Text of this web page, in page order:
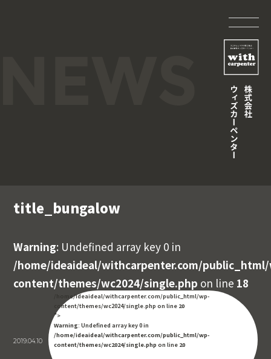
title_bungalow
Warning: Undefined array key 0 in
/home/ideaideal/withcarpenter.com/
content/themes/wc2024/single.php on line 18
2019.04.10
/home/ideaideal/withcarpenter.com/public_html/wp-
content/themes/wc2024/single.php on line 20
">
Warning: Undefined array key 0 in
/home/ideaideal/withcarpenter.com/public_html/wp-
content/themes/wc2024/single.php on line 20